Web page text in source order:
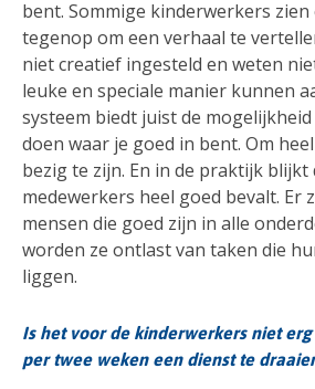
bent. Sommige kinderwerkers
tegenop om een verhaal te
niet creatief ingesteld en weten
leuke en speciale manier kunnen
systeem biedt juist de
doen waar je goed in bent. Om
bezig te zijn. En in de praktijk blijkt
medewerkers heel goed bevalt. Er
mensen die goed zijn in alle
worden ze ontlast van taken die
liggen.
Is het voor de kinderwerkers niet
per twee weken een dienst te